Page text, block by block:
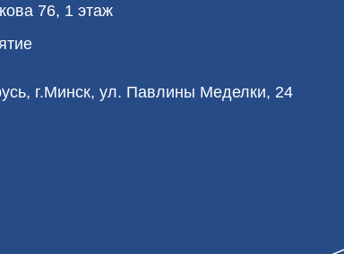
76, 1 этаж
г.Минск, ул. Павлины Меделки, 24